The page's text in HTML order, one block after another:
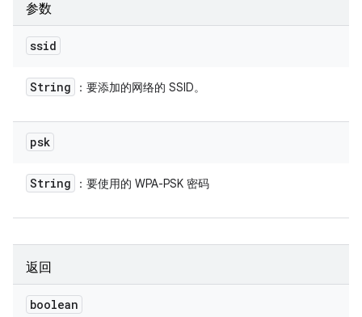
参数
ssid
String ：要添加的网络的 SSID。
psk
String ：要使用的 WPA-PSK 密码
返回
boolean